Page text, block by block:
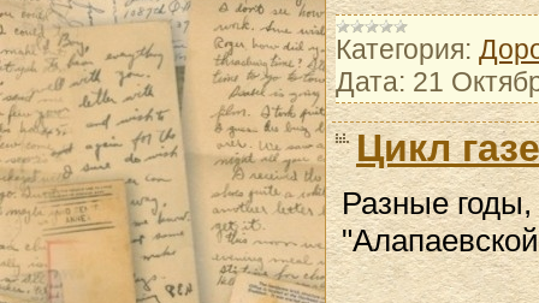
Категория:
Дата: 21
Цикл
Разные